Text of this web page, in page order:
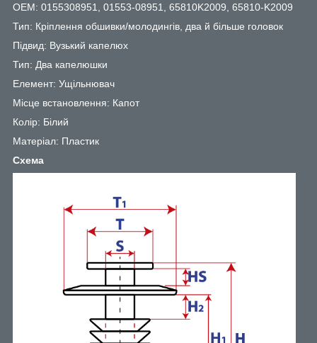
OEM: 0155308951, 01553-08951, 65810K2009, 65810-K2009
Тип: Кріплення обшивки/молодингів, два й більше головок
Підвид: Вузький капелюх
Тип: Два капелюшки
Елемент: Ущільнювач
Місце встановлення: Капот
Колір: Білий
Матеріал: Пластик
Схема